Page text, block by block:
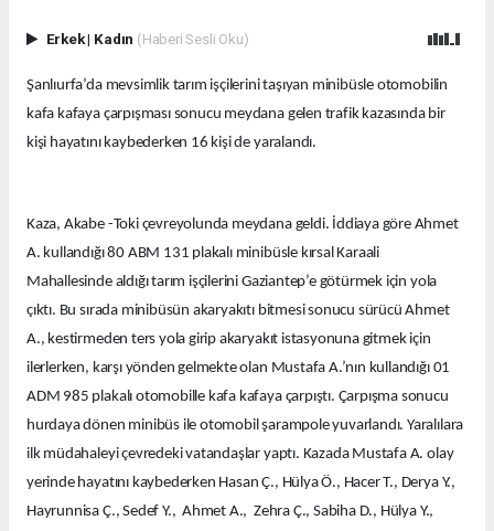
Erkek| Kadın (Haberi Sesli Oku)
Şanlıurfa’da mevsimlik tarım işçilerini taşıyan minibüsle otomobilin
kafa kafaya çarpışması sonucu meydana gelen trafik kazasında bir
kişi hayatını kaybederken 16 kişi de yaralandı.
Kaza, Akabe -Toki çevreyolunda meydana geldi. İddiaya göre Ahmet
A. kullandığı 80 ABM 131 plakalı minibüsle kırsal Karaali
Mahallesinde aldığı tarım işçilerini Gaziantep’e götürmek için yola
çıktı. Bu sırada minibüsün akaryakıtı bitmesi sonucu sürücü Ahmet
A., kestirmeden ters yola girip akaryakıt istasyonuna gitmek için
ilerlerken, karşı yönden gelmekte olan Mustafa A.’nın kullandığı 01
ADM 985 plakalı otomobille kafa kafaya çarpıştı. Çarpışma sonucu
hurdaya dönen minibüs ile otomobil şarampole yuvarlandı. Yaralılara
ilk müdahaleyi çevredeki vatandaşlar yaptı. Kazada Mustafa A. olay
yerinde hayatını kaybederken Hasan Ç., Hülya Ö., Hacer T., Derya Y.,
Hayrunnisa Ç., Sedef Y., Ahmet A., Zehra Ç., Sabiha D., Hülya Y.,